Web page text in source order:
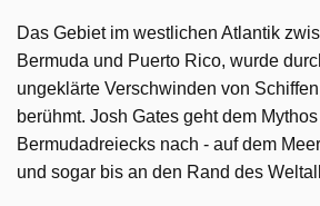
Das Gebiet im westlichen Atlantik
Bermuda und Puerto Rico, wurde
ungeklärte Verschwinden von
berühmt. Josh Gates geht dem
Bermudadreiecks nach - auf dem
und sogar bis an den Rand des